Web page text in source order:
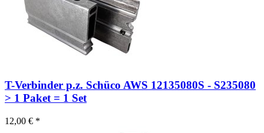
T-Verbinder p.z. Schüco AWS 12135080S - S235080
> 1 Paket = 1 Set
12,00 € *